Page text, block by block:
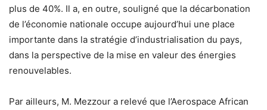
plus de 40%. Il a, en outre, souligné que la décarbonation
de l’économie nationale occupe aujourd’hui une place
importante dans la stratégie d’industrialisation du pays,
dans la perspective de la mise en valeur des énergies
renouvelables.
Par ailleurs, M. Mezzour a relevé que l’Aerospace African